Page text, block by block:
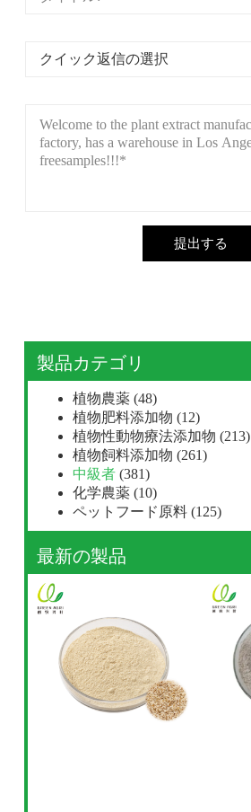
提出する
製品カテゴリ
植物農薬 (48)
植物肥料添加物 (12)
植物性動物療法添加物 (213)
植物飼料添加物 (261)
中級者 (381)
化学農薬 (10)
ペットフード原料 (125)
最新の製品